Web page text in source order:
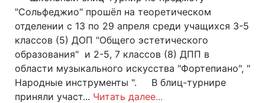
"Сольфеджио" прошёл на теоретическом
отделении с 13 по 29 апреля среди учащихся 3-5
классов (5) ДОП "Общего эстетического
образования" и 2-5, 7 классов (8) ДПП в
области музыкального искусства "Фортепиано", "
Народные инструменты ". В блиц-турнире
приняли участ... Читать далее...